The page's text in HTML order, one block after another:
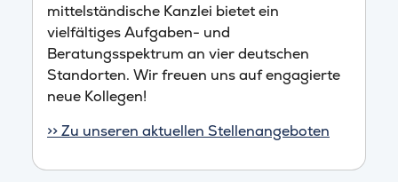
mittelständische Kanzlei bietet ein
vielfältiges Aufgaben- und
Beratungsspektrum an vier deutschen
Standorten. Wir freuen uns auf engagierte
neue Kollegen!
>> Zu unseren aktuellen Stellenangeboten